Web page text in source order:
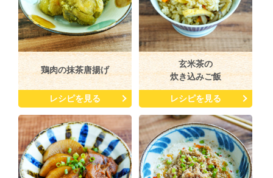
鶏肉の抹茶唐揚げ
レシピを見る
玄米茶の
炊き込みご飯
レシピを見る